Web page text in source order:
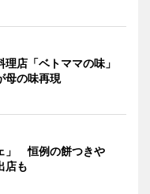
店「ベトママの味」
母の味再現
」 恒例の餅つきや
店も